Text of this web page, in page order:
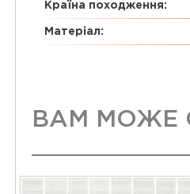
Країна походження:
Матеріал:
ВАМ МОЖЕ